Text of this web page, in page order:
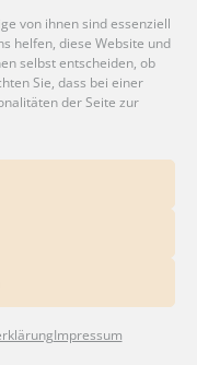
von ihnen sind essenziell
helfen, diese Website und
selbst entscheiden, ob
Sie, dass bei einer
der Seite zur
Impressum
arcu ac